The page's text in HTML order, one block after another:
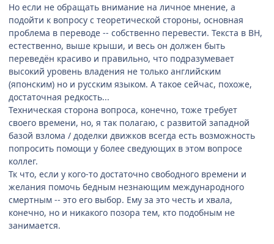
Но если не обращать внимание на личное мнение, а
подойти к вопросу с теоретической стороны, основная
проблема в переводе -- собственно перевести. Текста в ВН,
естественно, выше крыши, и весь он должен быть
переведён красиво и правильно, что подразумевает
высокий уровень владения не только английским
(японским) но и русским языком. А такое сейчас, похоже,
достаточная редкость...
Техническая сторона вопроса, конечно, тоже требует
своего времени, но, я так полагаю, с развитой западной
базой взлома / доделки движков всегда есть возможность
попросить помощи у более сведующих в этом вопросе
коллег.
Тк что, если у кого-то достаточно свободного времени и
желания помочь бедным незнающим международного
смертным -- это его выбор. Eму за это честь и хвала,
конечно, но и никакого позора тем, кто подобным не
занимается.